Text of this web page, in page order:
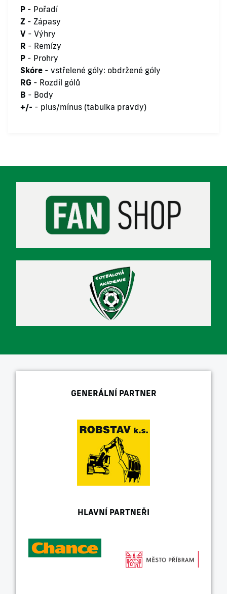
P - Pořadí
Z - Zápasy
V - Výhry
R - Remízy
P - Prohry
Skóre - vstřelené góly: obdržené góly
RG - Rozdíl gólů
B - Body
+/- - plus/mínus (tabulka pravdy)
GENERÁLNÍ PARTNER
HLAVNÍ PARTNEŘI